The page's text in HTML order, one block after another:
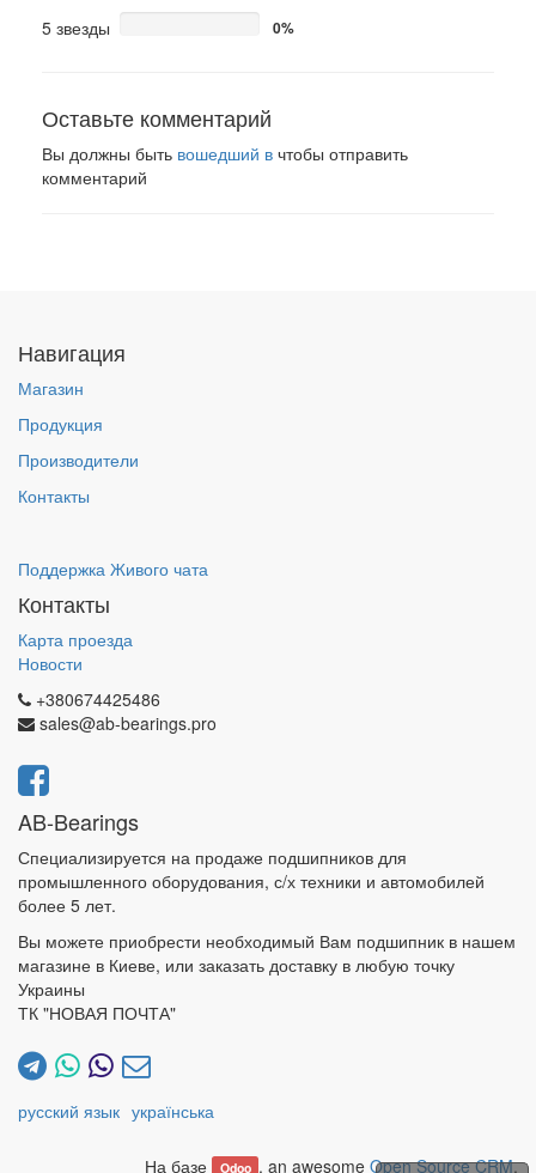
5 звезды 0%
Оставьте комментарий
Вы должны быть вошедший в чтобы отправить
комментарий
Навигация
Магазин
Продукция
Производители
Контакты
Поддержка Живого чата
Контакты
Карта проезда
Новости
+380674425486
sales@ab-bearings.pro
AB-Bearings
Специализируется на продаже подшипников для
промышленного оборудования, с/х техники и автомобилей
более 5 лет.
Вы можете приобрести необходимый Вам подшипник в нашем
магазине в Киеве, или заказать доставку в любую точку
Украины
ТК "НОВАЯ ПОЧТА"
русский язык українська
На базе Odoo , an awesome Open Source CRM.